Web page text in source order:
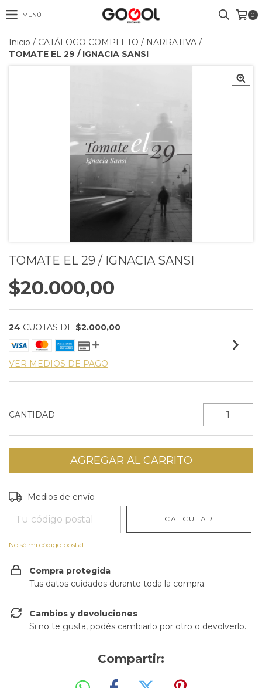
MENÚ 0
Inicio / CATÁLOGO COMPLETO / NARRATIVA /
TOMATE EL 29 / IGNACIA SANSI
TOMATE EL 29 / IGNACIA SANSI
$20.000,00
24 CUOTAS DE $2.000,00
VER MEDIOS DE PAGO
CANTIDAD
Entregas para el CP:
Medios de envío
CALCULAR
No sé mi código postal
Compra protegida
Tus datos cuidados durante toda la compra.
Cambios y devoluciones
Si no te gusta, podés cambiarlo por otro o devolverlo.
Compartir: